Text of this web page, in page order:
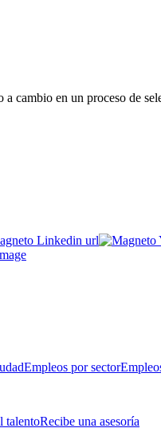
cambio en un proceso de
Empleos por sector
talentoRecibe una asesoría